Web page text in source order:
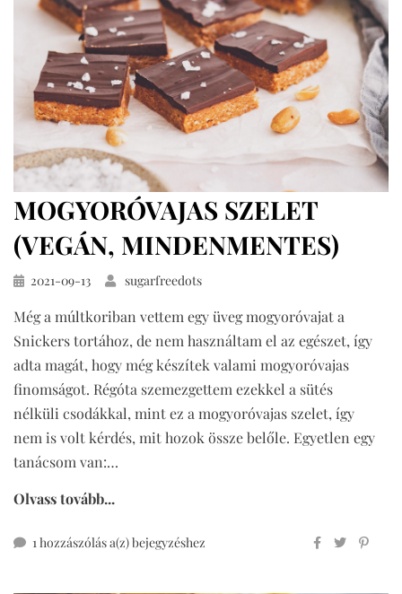
MOGYORÓVAJAS SZELET
(VEGÁN, MINDENMENTES)
Közzétéve
2021-09-13 sugarfreedots
Még a múltkoriban vettem egy üveg mogyoróvajat a
Snickers tortához, de nem használtam el az egészet, így
adta magát, hogy még készítek valami mogyoróvajas
finomságot. Régóta szemezgettem ezekkel a sütés
nélküli csodákkal, mint ez a mogyoróvajas szelet, így
nem is volt kérdés, mit hozok össze belőle. Egyetlen egy
tanácsom van:…
Olvass tovább...
1 hozzászólás a(z)mogyoróvajas
bejegyzéshez